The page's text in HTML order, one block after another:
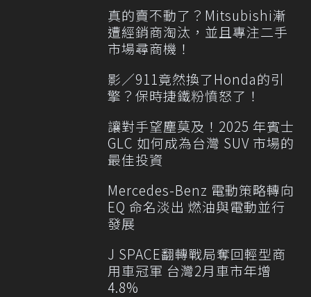
真的賣不動了？Mitsubishi漸
遭經銷商淘汰，並且專注二手
市場尋商機！
影／911竟然換了Honda的引
擎？保時捷鐵粉憤怒了！
讓對手望塵莫及！2025 年賓士
GLC 如何成為台灣 SUV 市場的
最佳投資
Mercedes-Benz 電動策略轉向
EQ 命名淡出 燃油與電動並行
發展
J SPACE翻轉戰局奪回輕型商
用車冠軍 台灣2月車市年增
4.8%